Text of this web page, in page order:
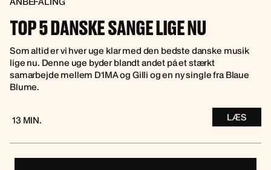
TOP 5 DANSKE SANGE LIGE NU
Som altid er vi hver uge klar med den bedste danske musik
lige nu. Denne uge byder blandt andet på et stærkt
samarbejde mellem D1MA og Gilli og en ny single fra Blaue
Blume.
13 MIN. LÆS